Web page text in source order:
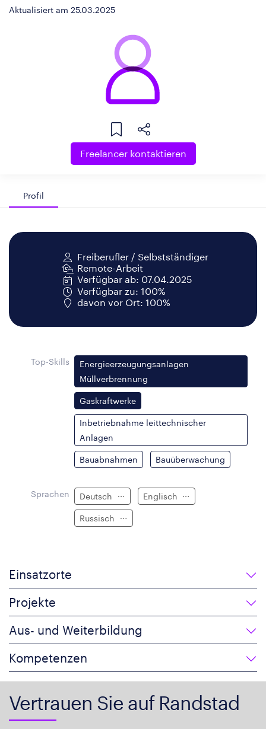
Aktualisiert am 25.03.2025
Freelancer kontaktieren
Profil
Freiberufler / Selbstständiger
Remote-Arbeit
Verfügbar ab: 07.04.2025
Verfügbar zu: 100%
davon vor Ort: 100%
Top-Skills
Energieerzeugungsanlagen
Müllverbrennung
Gaskraftwerke
Inbetriebnahme leittechnischer
Anlagen
Bauabnahmen Bauüberwachung
Sprachen Deutsch Englisch
Russisch
Einsatzorte
Projekte
Aus- und Weiterbildung
Kompetenzen
Vertrauen Sie auf Randstad